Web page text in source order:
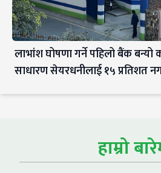
लाभांश घोषणा गर्ने पहिलो बैंक
साधारण सेयरधनीलाई १५ प्रतिशत
हाम्रो